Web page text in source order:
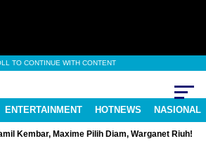
TO CONTINUE WITH CONTENT
ENTERTAINMENT HOTNEWS NASIONAL
Kembar, Maxime Pilih Diam, Warganet Riuh!